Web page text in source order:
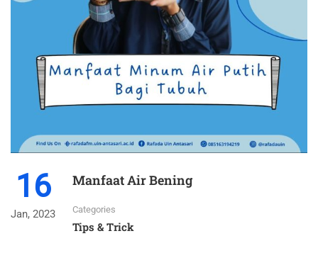
16
Jan, 2023
Manfaat Air Bening
Categories
Tips & Trick